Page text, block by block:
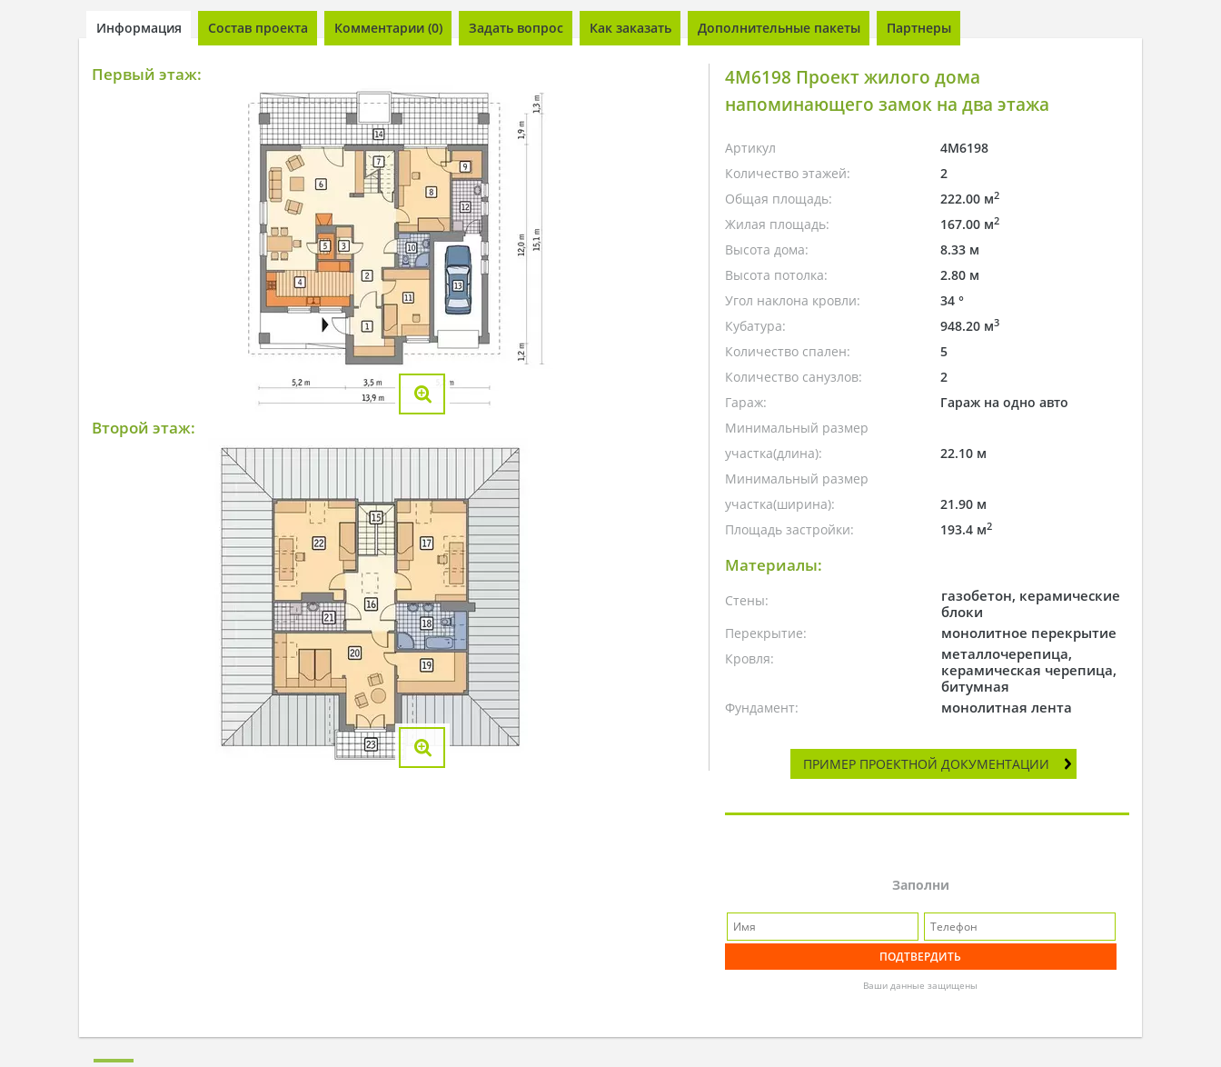
Информация Состав проекта Комментарии (0) Задать вопрос Как заказать Дополнительные пакеты Партнеры
Первый этаж:
Второй этаж:
4M6198 Проект жилого дома
напоминающего замок на два этажа
Артикул
4M6198
Количество этажей:
2
Общая площадь:
222.00 м2
Жилая площадь: 167.00 м2
Высота дома:
8.33 м
Высота потолка:
2.80 м
Угол наклона кровли:
34 °
Кубатура:
948.20 м3
Количество спален:
5
Количество санузлов:
2
Гараж:
Гараж на одно авто
Минимальный размер
участка(длина):
22.10 м
Минимальный размер
участка(ширина):
21.90 м
Площадь застройки:
193.4 м2
Материалы:
Стены:
газобетон, керамические
блоки
Перекрытие: монолитное перекрытие
Кровля:
металлочерепица,
керамическая черепица,
битумная
Фундамент: монолитная лента
ПРИМЕР ПРОЕКТНОЙ ДОКУМЕНТАЦИИ
Заполни
Ваши данные защищены